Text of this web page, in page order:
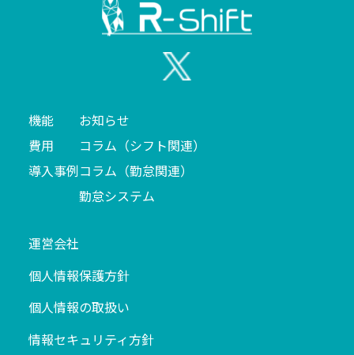
機能
費用
導入事例
お知らせ
コラム（シフト関連）
コラム（勤怠関連）
勤怠システム
運営会社
個人情報保護方針
個人情報の取扱い
情報セキュリティ方針